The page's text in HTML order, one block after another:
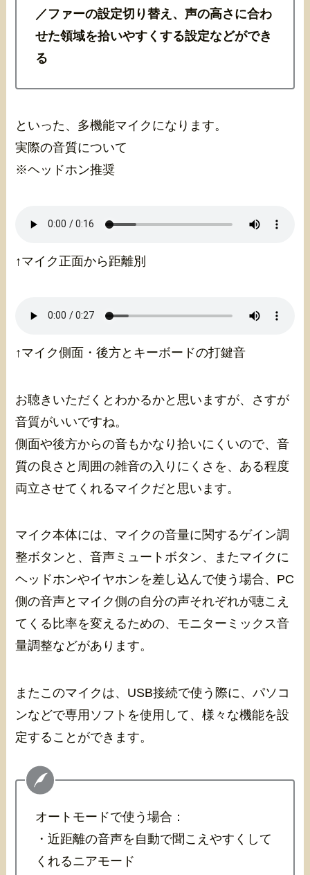
／ファーの設定切り替え、声の高さに合わ
せた領域を拾いやすくする設定などができ
る
といった、多機能マイクになります。
実際の音質について
※ヘッドホン推奨
↑マイク正面から距離別
↑マイク側面・後方とキーボードの打鍵音
お聴きいただくとわかるかと思いますが、さすが
音質がいいですね。
側面や後方からの音もかなり拾いにくいので、音
質の良さと周囲の雑音の入りにくさを、ある程度
両立させてくれるマイクだと思います。
マイク本体には、マイクの音量に関するゲイン調
整ボタンと、音声ミュートボタン、またマイクに
ヘッドホンやイヤホンを差し込んで使う場合、PC
側の音声とマイク側の自分の声それぞれが聴こえ
てくる比率を変えるための、モニターミックス音
量調整などがあります。
またこのマイクは、USB接続で使う際に、パソコ
ンなどで専用ソフトを使用して、様々な機能を設
定することができます。
オートモードで使う場合：
・近距離の音声を自動で聞こえやすくして
くれるニアモード